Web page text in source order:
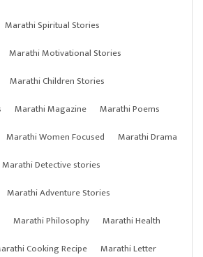
Marathi Spiritual Stories
Marathi Motivational Stories
Marathi Children Stories
Marathi Magazine
Marathi Poems
Marathi Women Focused
Marathi Drama
Marathi Detective stories
Marathi Adventure Stories
Marathi Philosophy
Marathi Health
Cooking Recipe
Marathi Letter